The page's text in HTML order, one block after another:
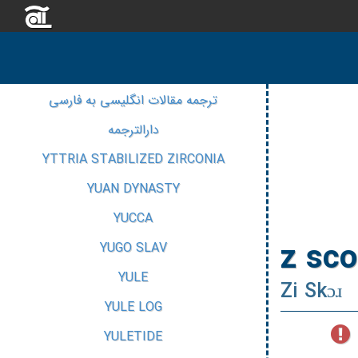
z
Zi Skɔɹ
ترجمه مقالات انگلیسی به فارسی
دارالترجمه
YTTRIA STABILIZED ZIRCONIA
YUAN DYNASTY
YUCCA
YUGO SLAV
YULE
YULE LOG
YULETIDE